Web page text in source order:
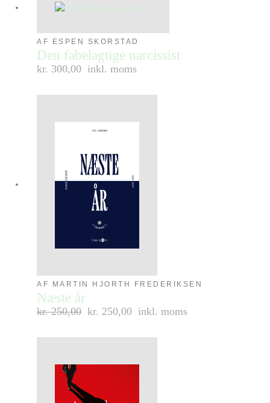
AF ESPEN SKORSTAD
Den fabelagtige narcissist
kr. 300,00 inkl. moms
AF MARTIN HJORTH FREDERIKSEN
Næste år
kr.250,00 kr. 250,00 inkl. moms